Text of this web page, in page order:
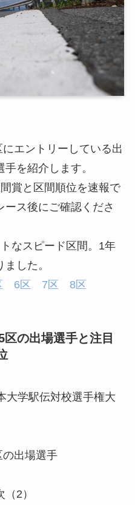
エントリーしている出
を紹介します。
賞と区間順位を速報で
ス後にご確認くださ
なスピード区間。1年
した。
6区 7区 8区
の出場選手と注目
学駅伝対校選手権大
出場選手
2）